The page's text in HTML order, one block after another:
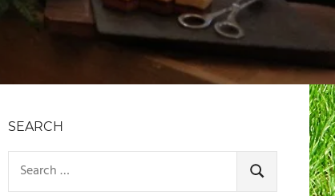
SEARCH
Search
for:
SEARCH